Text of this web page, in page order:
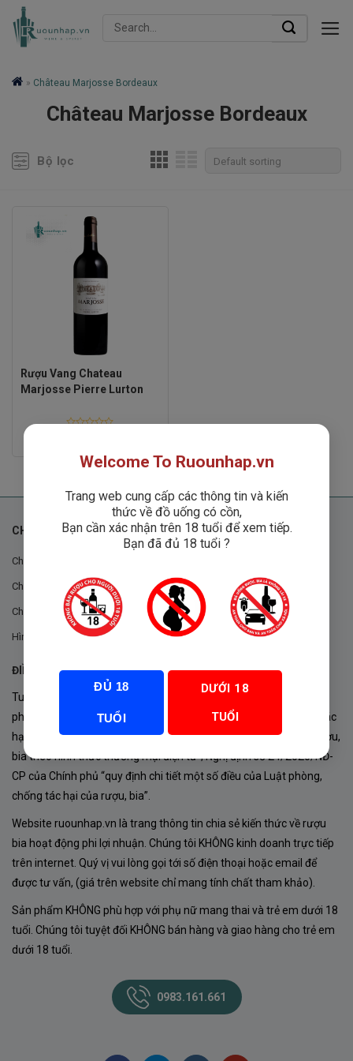
Skip
Search
» Château Marjosse Bordeaux
Château Marjosse Bordeaux
Bộ lọc
Rượu Vang Chateau
Marjosse Pierre Lurton
CHÍNH SÁCH
Chính sách chung
Chính sách đổi trả
Chính sách mua hàng
Hình thức thanh toán
ĐIỀU KHOẢN VÀ CHÍNH SÁCH
Tuân thủ Nghị định 105/2017/NĐ-CP ngày 14/9/2017 của Chính
phủ về sản xuất, kinh doanh rượu. Tuân thủ Luật “phòng chống tác
hại của rượu, bia” số 44/2019/QH14-Điều 16 về “điều kiện bán rượu,
bia theo hình thức thương mại điện tử”; Nghị định số 24/2020/NĐ-
CP của Chính phủ “quy định chi tiết một số điều của Luật phòng,
chống tác hại của rượu, bia”.
Website ruounhap.vn là trang thông tin chia sẻ kiến thức về rượu
bia hoạt động phi lợi nhuận. Chúng tôi KHÔNG kinh doanh trực tiếp
trên internet. Quý vị vui lòng gọi tới số điện thoại hoặc email để
được tư vấn, (giá trên website chỉ mang tính chất tham khảo).
Sản phẩm KHÔNG phù hợp với phụ nữ mang thai và trẻ em dưới 18
tuổi. Chúng tôi tuyệt đối KHÔNG bán hàng và giao hàng cho trẻ em
dưới 18 tuổi.
0983.161.661
Welcome To Ruounhap.vn
Trang web cung cấp các thông tin và kiến
thức về đồ uống có cồn,
Bạn cần xác nhận trên 18 tuổi để xem tiếp.
Bạn đã đủ 18 tuổi ?
ĐỦ 18
TUỔI
DƯỚI 18
TUỔI